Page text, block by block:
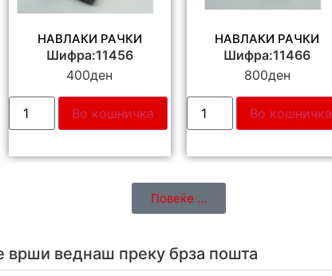
НАВЛАКИ РАЧКИ
Шифра:11456
400ден
Во кошничка
НАВЛАКИ РАЧКИ
Шифра:11466
800ден
Во кошничка
Повеќе ...
врши веднаш преку брза пошта